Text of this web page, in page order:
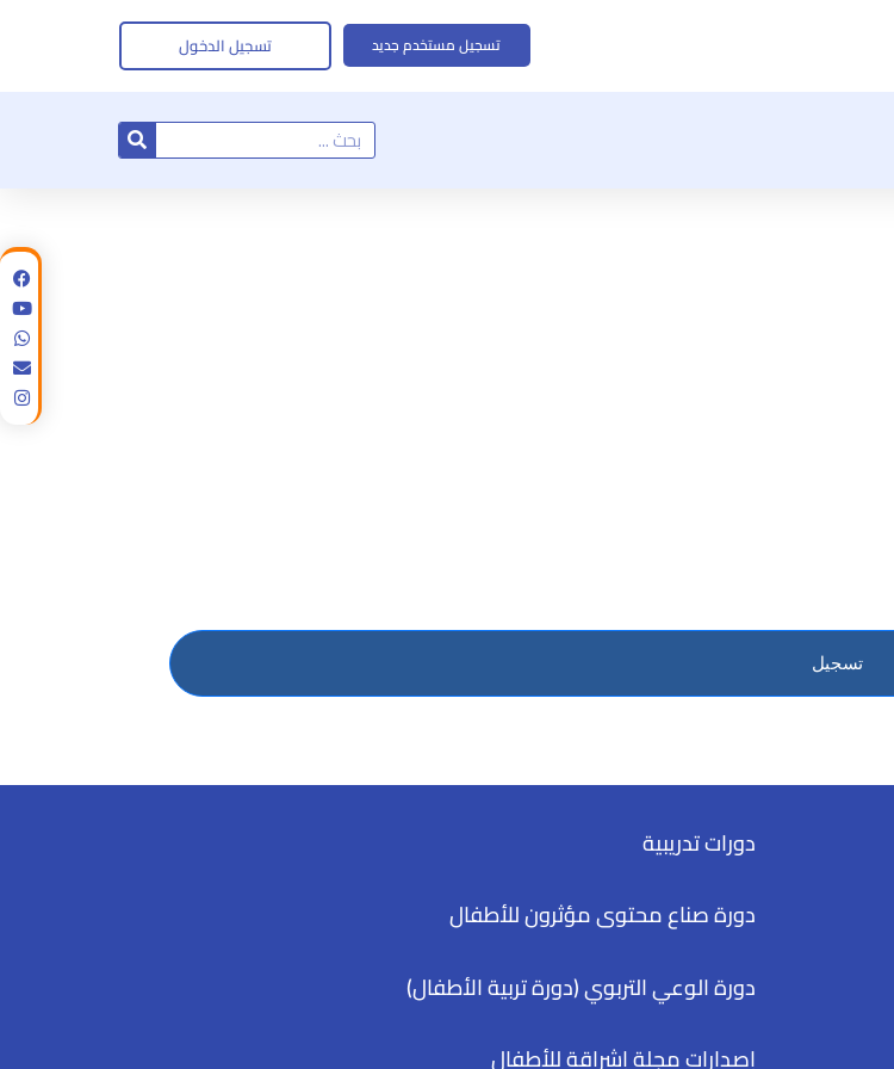
تسجيل مستخدم جديد تسجيل الدخول
Search
تسجيل
دورات تدريبية
دورة صناع محتوى مؤثرون للأطفال
دورة الوعي التربوي (دورة تربية الأطفال)
إصدارات مجلة إشراقة للأطفال